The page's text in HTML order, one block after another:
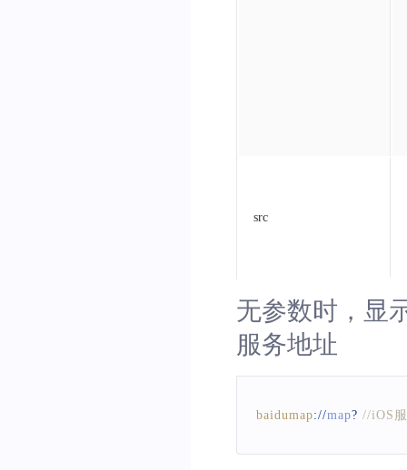
src
无参数时，显
服务地址
baidumap://map? //iOS